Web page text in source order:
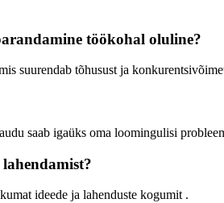
töökohal oluline?
suurendab tõhusust ja
saab igaüks oma loomingulisi
ideede ja lahenduste kogumit .